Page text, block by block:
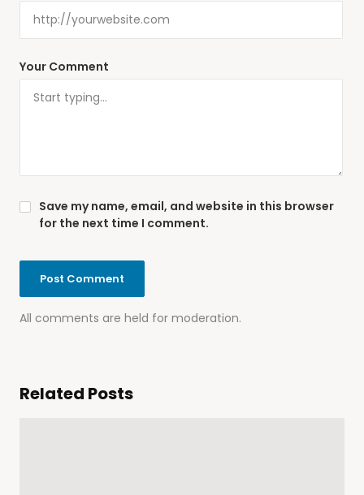
Your Comment
All comments are held for moderation.
Save my name, email, and website in this browser
for the next time I comment.
Related Posts